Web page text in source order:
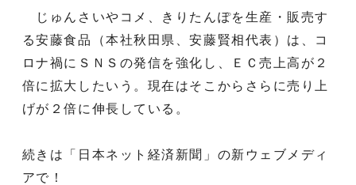
じゅんさいやコメ、きりたんぽを生産・販売す
る安藤食品（本社秋田県、安藤賢相代表）は、コ
ロナ禍にＳＮＳの発信を強化し、ＥＣ売上高が２
倍に拡大したいう。現在はそこからさらに売り上
げが２倍に伸長している。
続きは「日本ネット経済新聞」の新ウェブメディ
アで！